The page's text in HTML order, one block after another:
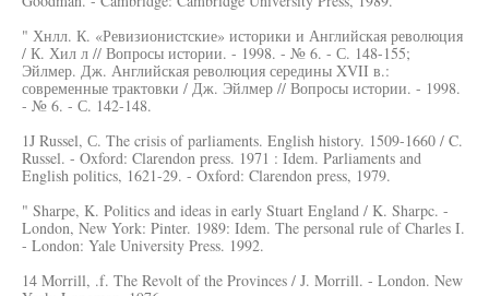
" Хнлл. К. «Ревизионистские» историки и Английская революция
/ К. Хил л // Вопросы истории. - 1998. - № 6. - С. 148-155;
Эйлмер. Дж. Английская революция середины XVII в.:
современные трактовки / Дж. Эйлмер // Вопросы истории. - 1998.
- № 6. - С. 142-148.
1J Russel, С. The crisis of parliaments. English history. 1509-1660 / C.
Russel. - Oxford: Clarendon press. 1971 : Idem. Parliaments and
English politics, 1621-29. - Oxford: Clarendon press, 1979.
" Sharpe, K. Politics and ideas in early Stuart England / K. Sharpc. -
London, New York: Pinter. 1989: Idem. The personal rule of Charles I.
- London: Yale University Press. 1992.
14 Morrill, .f. The Revolt of the Provinces / J. Morrill. - London. New